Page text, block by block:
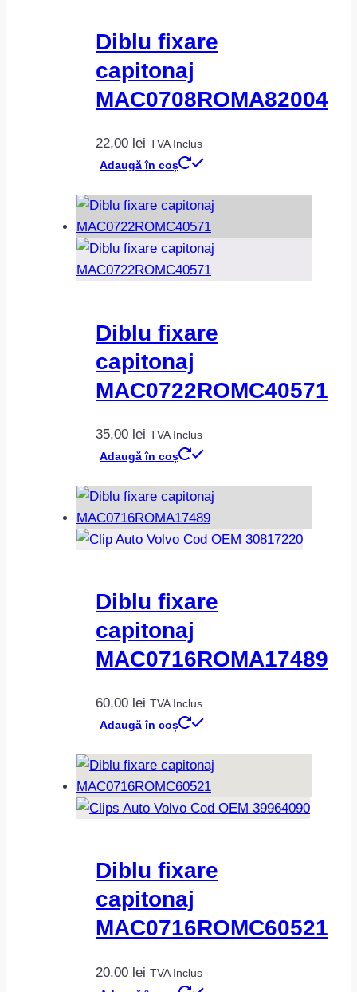
Diblu fixare
capitonaj
MAC0708ROMA82004
22,00 lei TVA Inclus
Adaugă în coș
Diblu fixare
capitonaj
MAC0722ROMC40571
35,00 lei TVA Inclus
Adaugă în coș
Diblu fixare
capitonaj
MAC0716ROMA17489
60,00 lei TVA Inclus
Adaugă în coș
Diblu fixare
capitonaj
MAC0716ROMC60521
20,00 lei TVA Inclus